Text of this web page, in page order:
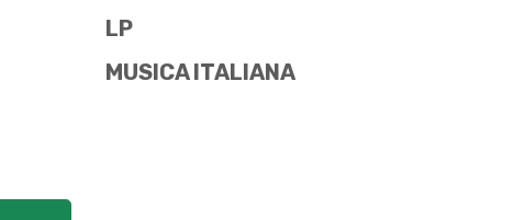
LP
MUSICA ITALIANA